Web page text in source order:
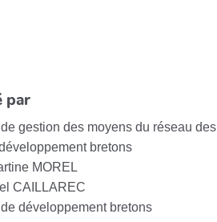
par
gestion des moyens du réseau des
bretons
MOREL
CAILLAREC
développement bretons